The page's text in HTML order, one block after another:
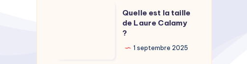
Quelle est la taille
de Laure Calamy
?
1 septembre 2025